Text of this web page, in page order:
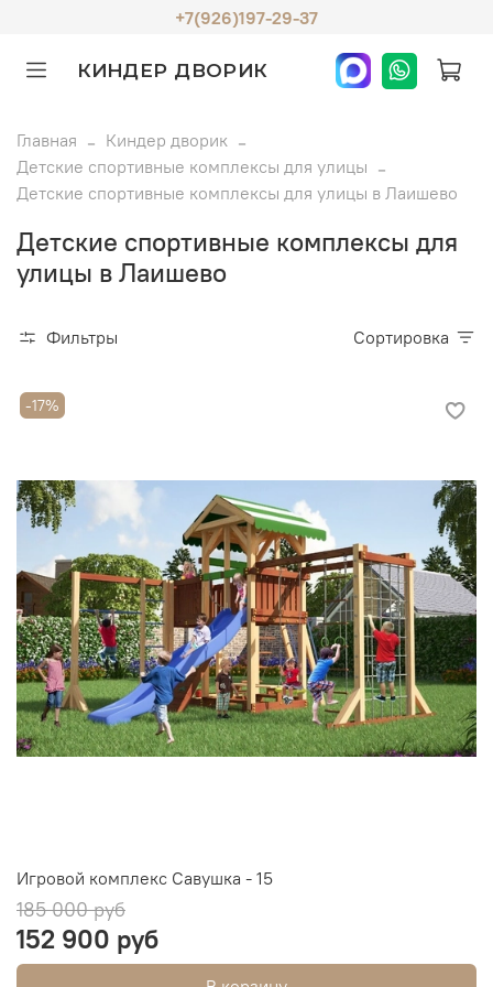
+7(926)197-29-37
КИНДЕР ДВОРИК
Главная
Киндер дворик
Детские спортивные комплексы для улицы
Детские спортивные комплексы для улицы в Лаишево
Детские спортивные комплексы для
улицы в Лаишево
Фильтры Сортировка
-17%
Игровой комплекс Савушка - 15
185 000 руб
152 900 руб